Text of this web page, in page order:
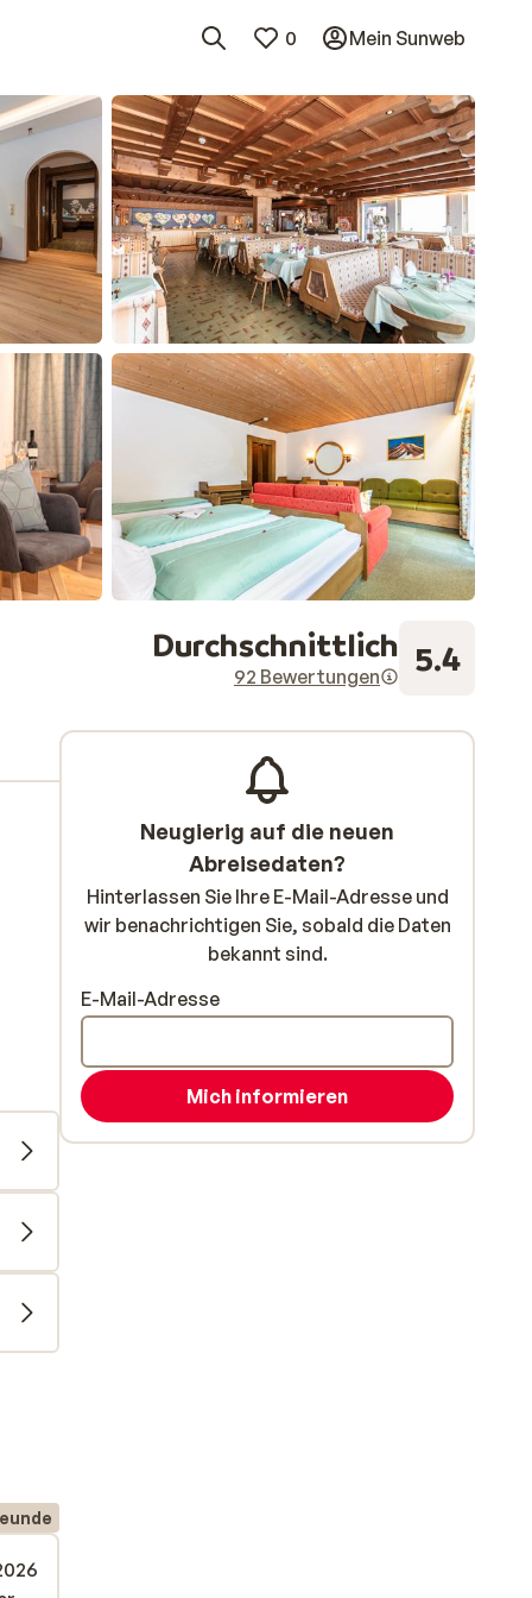
0 Mein Sunweb
Durchschnittlich
92 Bewertungen 5.4
Neugierig auf die neuen
Abreisedaten?
Hinterlassen Sie Ihre E-Mail-Adresse und
wir benachrichtigen Sie, sobald die Daten
bekannt sind.
E-Mail-Adresse
Mich informieren